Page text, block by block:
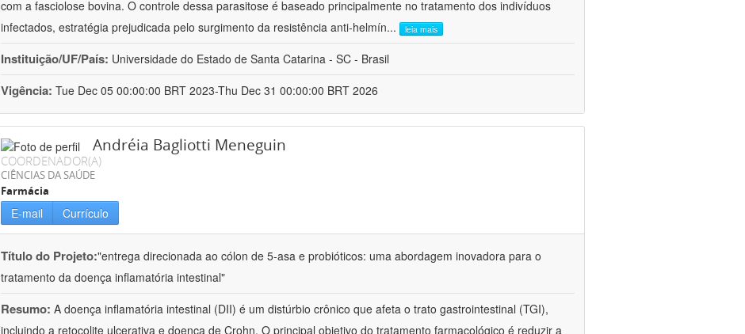
com a fasciolose bovina. O controle dessa parasitose é baseado principalmente no tratamento dos indivíduos
infectados, estratégia prejudicada pelo surgimento da resistência anti-helmín... leia mais
Instituição/UF/País: Universidade do Estado de Santa Catarina - SC - Brasil
Vigência: Tue Dec 05 00:00:00 BRT 2023-Thu Dec 31 00:00:00 BRT 2026
Andréia Bagliotti Meneguin
COORDENADOR(A)
CIÊNCIAS DA SAÚDE
Farmácia
E-mail Currículo
Título do Projeto:"entrega direcionada ao cólon de 5-asa e probióticos: uma abordagem inovadora para o
tratamento da doença inflamatória intestinal"
Resumo: A doença inflamatória intestinal (DII) é um distúrbio crônico que afeta o trato gastrointestinal (TGI),
incluindo a retocolite ulcerativa e doença de Crohn. O principal objetivo do tratamento farmacológico é reduzir a